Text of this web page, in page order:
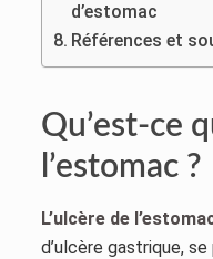
d’estomac
Références et
Qu’est-ce
l’estomac ?
L’ulcère de
d’ulcère gastrique,